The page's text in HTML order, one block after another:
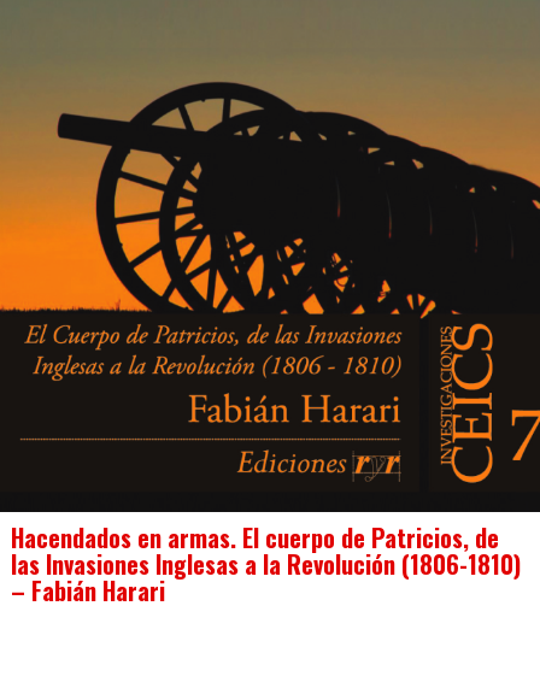
Hacendados en armas. El cuerpo de Patricios, de
las Invasiones Inglesas a la Revolución (1806-1810)
– Fabián Harari